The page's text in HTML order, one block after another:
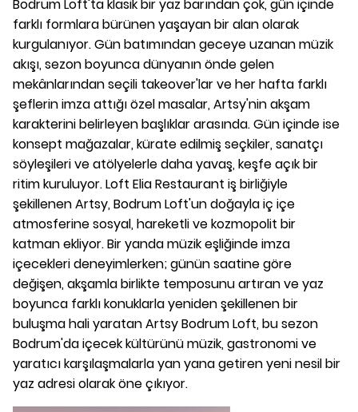
Bodrum Loft'ta klasik bir yaz barından çok, gün içinde
farklı formlara bürünen yaşayan bir alan olarak
kurgulanıyor. Gün batımından geceye uzanan müzik
akışı, sezon boyunca dünyanın önde gelen
mekânlarından seçili takeover'lar ve her hafta farklı
şeflerin imza attığı özel masalar, Artsy'nin akşam
karakterini belirleyen başlıklar arasında. Gün içinde ise
konsept mağazalar, kürate edilmiş seçkiler, sanatçı
söyleşileri ve atölyelerle daha yavaş, keşfe açık bir
ritim kuruluyor. Loft Elia Restaurant iş birliğiyle
şekillenen Artsy, Bodrum Loft'un doğayla iç içe
atmosferine sosyal, hareketli ve kozmopolit bir
katman ekliyor. Bir yanda müzik eşliğinde imza
içecekleri deneyimlerken; günün saatine göre
değişen, akşamla birlikte temposunu artıran ve yaz
boyunca farklı konuklarla yeniden şekillenen bir
buluşma hali yaratan Artsy Bodrum Loft, bu sezon
Bodrum'da içecek kültürünü müzik, gastronomi ve
yaratıcı karşılaşmalarla yan yana getiren yeni nesil bir
yaz adresi olarak öne çıkıyor.